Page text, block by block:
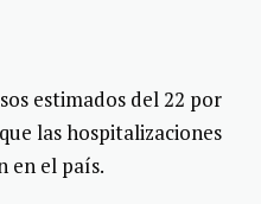
estimados del 22 por
las hospitalizaciones
en el país.